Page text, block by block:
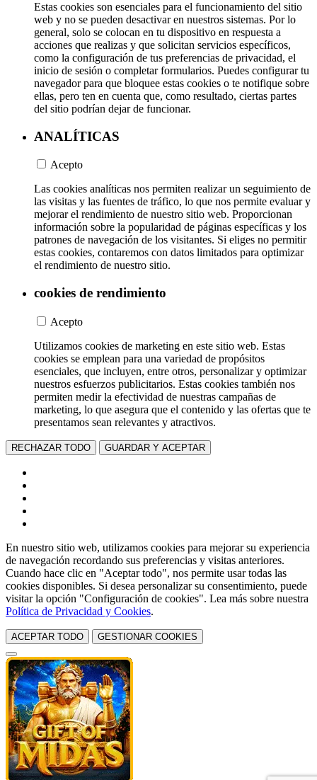
Estas cookies son esenciales para el funcionamiento del sitio
web y no se pueden desactivar en nuestros sistemas. Por lo
general, solo se colocan en tu dispositivo en respuesta a
acciones que realizas y que solicitan servicios específicos,
como la configuración de tus preferencias de privacidad, el
inicio de sesión o completar formularios. Puedes configurar tu
navegador para que bloquee estas cookies o te notifique sobre
ellas, pero ten en cuenta que, como resultado, ciertas partes
del sitio podrían dejar de funcionar.
ANALÍTICAS
Acepto
Las cookies analíticas nos permiten realizar un seguimiento de
las visitas y las fuentes de tráfico, lo que nos permite evaluar y
mejorar el rendimiento de nuestro sitio web. Proporcionan
información sobre la popularidad de páginas específicas y los
patrones de navegación de los visitantes. Si eliges no permitir
estas cookies, contaremos con datos limitados para optimizar
el rendimiento de nuestro sitio.
cookies de rendimiento
Acepto
Utilizamos cookies de marketing en este sitio web. Estas
cookies se emplean para una variedad de propósitos
esenciales, que incluyen, entre otros, personalizar y optimizar
nuestros esfuerzos publicitarios. Estas cookies también nos
permiten medir la efectividad de nuestras campañas de
marketing, lo que asegura que el contenido y las ofertas que te
presentamos sean relevantes y atractivos.
RECHAZAR TODO GUARDAR Y ACEPTAR
En nuestro sitio web, utilizamos cookies para mejorar su experiencia
de navegación recordando sus preferencias y visitas anteriores.
Cuando hace clic en "Aceptar todo", nos permite usar todas las
cookies disponibles. Si desea personalizar su consentimiento, puede
visitar la opción "Configuración de cookies". Lea más sobre nuestra
Política de Privacidad y Cookies.
ACEPTAR TODO GESTIONAR COOKIES